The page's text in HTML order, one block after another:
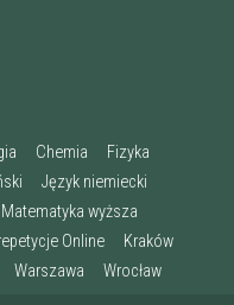
Chemia
Fizyka
Język niemiecki
Matematyka wyższa
Online
Kraków
Warszawa Wrocław